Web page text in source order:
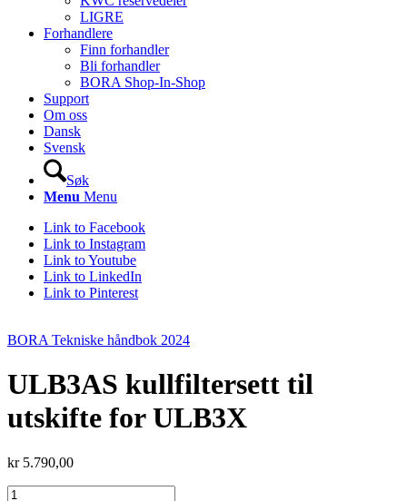
LIGRE
Forhandlere
Finn forhandler
Bli forhandler
BORA Shop-In-Shop
Support
Om oss
Dansk
Svensk
Søk
Menu Menu
Link to Facebook
Link to Instagram
Link to Youtube
Link to LinkedIn
Link to Pinterest
BORA Tekniske håndbok 2024
ULB3AS kullfiltersett til
utskifte for ULB3X
kr5.790,00
ULB3AS